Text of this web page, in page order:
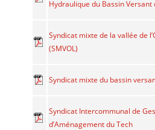
Hydraulique du Bassin Versant
Syndicat mixte de la vallée de
(SMVOL)
Syndicat mixte du bassin
Syndicat Intercommunal de
d’Aménagement du Tech